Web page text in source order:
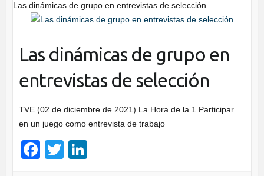
Las dinámicas de grupo en entrevistas de selección
Las dinámicas de grupo en
entrevistas de selección
TVE (02 de diciembre de 2021) La Hora de la 1 Participar
en un juego como entrevista de trabajo
F
T